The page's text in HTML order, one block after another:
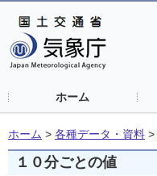
ホーム
ホーム > 各種データ・資料 >
１０分ごとの値